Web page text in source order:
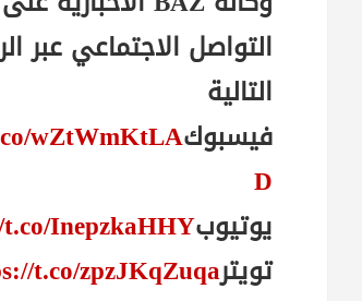
التواصل الاجتماعي عبر
التالية
فيسبوكwZtWmKtLA
D
يوتيوبInepzkaHHY
تويترt.co/zpzJKqZuqa